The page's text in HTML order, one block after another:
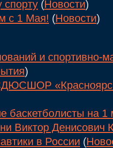
спорту (Новости)
с 1 Мая! (Новости)
и спортивно-
)
баскетболисты на 1
Виктор Денисович
в России (